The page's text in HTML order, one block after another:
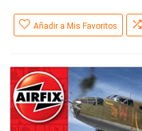
Añadir a Mis Favoritos